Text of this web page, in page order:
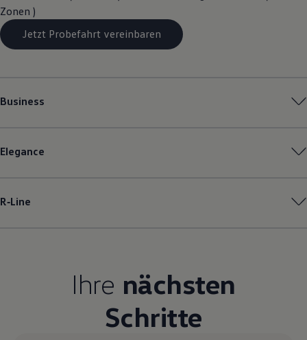
Vorgängermodelle
Kundeninformationen
Volkswagen Kundenbetreuung
Zonen )
Jetzt Probefahrt vereinbaren
Business
Elegance
R‑Line
Ihre nächsten
Schritte